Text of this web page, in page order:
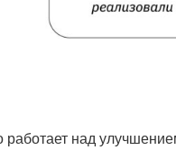
над